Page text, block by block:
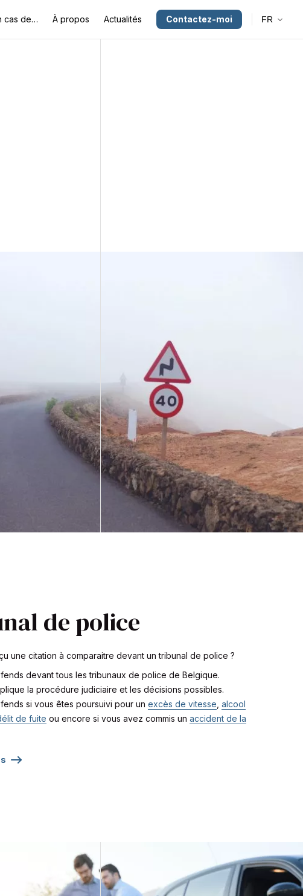
cas de… À propos Actualités Contactez-moi FR
de police
une citation à comparaitre devant un tribunal de police ?
devant tous les tribunaux de police de Belgique.
la procédure judiciaire et les décisions possibles.
si vous êtes poursuivi pour un excès de vitesse alcool
de fuite ou encore si vous avez commis un accident de la